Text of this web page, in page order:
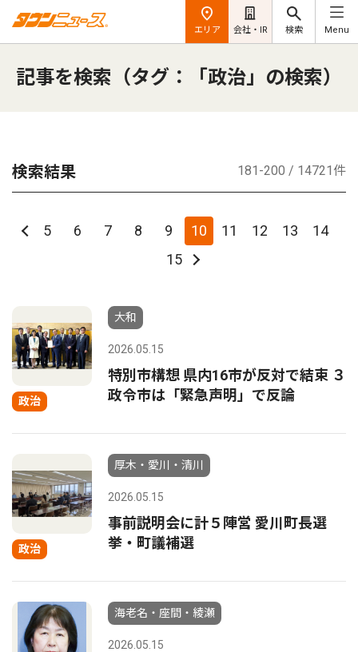
エリア 会社・IR 検索 Menu
記事を検索（タグ：「政治」の検索）
検索結果 181-200 / 14721件
5 6 7 8 9 10 11 12 13
14
15
政治
大和
2026.05.15
特別市構想 県内16市が反対で結束 ３
政令市は「緊急声明」で反論
政治
厚木・愛川・清川
2026.05.15
事前説明会に計５陣営 愛川町長選
挙・町議補選
海老名・座間・綾瀬
2026.05.15